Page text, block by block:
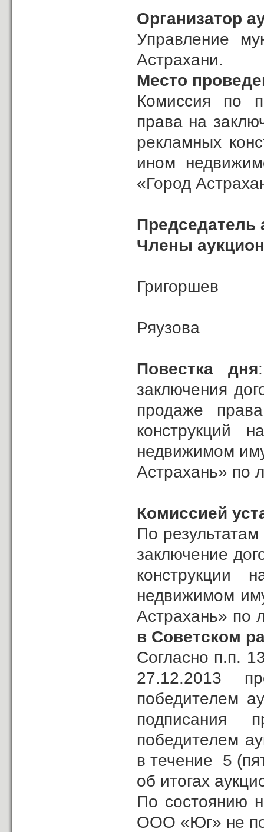
Организатор
Управление
Астрахани.
Место
Комиссия по
права на
рекламных
ином
«Город
Председатель
Члены
Повестка дня
заключения
продаже
конструкций
недвижимом
Астрахань» по
Комиссией
По
заключение
конструкции
недвижимом
Астрахань»
в Советском
Согласно п.п.
27.12.2013
победителем
подписания
победителем
в течение 5
об итогах
По состоянию
ООО «Юг» не